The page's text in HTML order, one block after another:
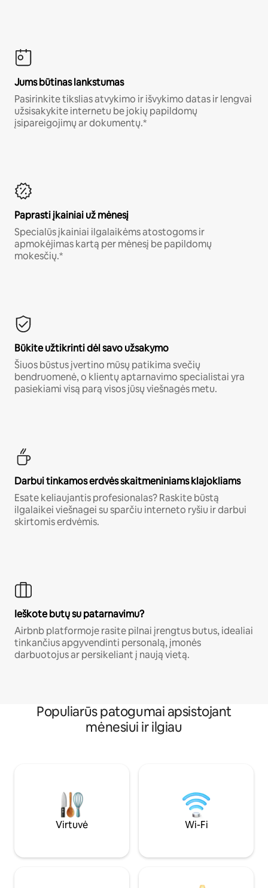
Jums būtinas lankstumas
Pasirinkite tikslias atvykimo ir išvykimo datas ir lengvai
užsisakykite internetu be jokių papildomų
įsipareigojimų ar dokumentų.*
Paprasti įkainiai už mėnesį
Specialūs įkainiai ilgalaikėms atostogoms ir
apmokėjimas kartą per mėnesį be papildomų
mokesčių.*
Būkite užtikrinti dėl savo užsakymo
Šiuos būstus įvertino mūsų patikima svečių
bendruomenė, o klientų aptarnavimo specialistai yra
pasiekiami visą parą visos jūsų viešnagės metu.
Darbui tinkamos erdvės skaitmeniniams klajokliams
Esate keliaujantis profesionalas? Raskite būstą
ilgalaikei viešnagei su sparčiu interneto ryšiu ir darbui
skirtomis erdvėmis.
Ieškote butų su patarnavimu?
Airbnb platformoje rasite pilnai įrengtus butus, idealiai
tinkančius apgyvendinti personalą, įmonės
darbuotojus ar persikeliant į naują vietą.
Populiarūs patogumai apsistojant
mėnesiui ir ilgiau
Virtuvė Wi-Fi